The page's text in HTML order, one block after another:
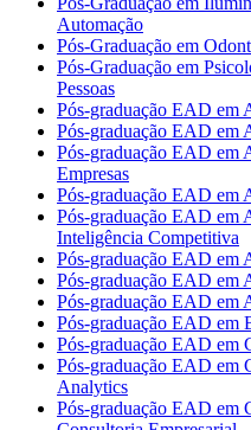
Automação
Pós-Graduação em
Pós-Graduação em
Pessoas
Pós-graduação EAD em
Pós-graduação EAD em
Pós-graduação EAD em
Empresas
Pós-graduação EAD em
Pós-graduação EAD em
Inteligência Competitiva
Pós-graduação EAD em
Pós-graduação EAD em
Pós-graduação EAD em
Pós-graduação EAD em
Pós-graduação EAD em
Pós-graduação EAD em
Analytics
Pós-graduação EAD em